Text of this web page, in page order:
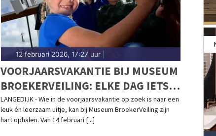
12 februari 2026, 17:27 uur|
VOORJAARSVAKANTIE BIJ MUSEUM
BROEKERVEILING: ELKE DAG IETS
TE BELEVEN!
LANGEDIJK - Wie in de voorjaarsvakantie op zoek is naar een
leuk én leerzaam uitje, kan bij Museum BroekerVeiling zijn
hart ophalen. Van 14 februari [...]